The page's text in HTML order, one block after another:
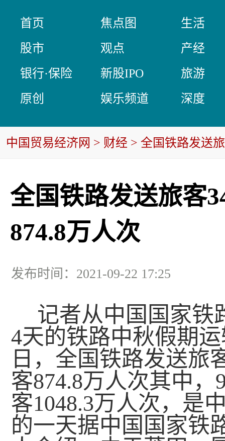
首页 焦点图
生活
股市
观点
产经
银行·保险
新股IPO
旅游
原创
娱乐频道 深度
中国贸易经济网 > 财经 > 全国铁路发送
全国铁路发送旅客
874.8万人次
发布时间：2021-09-22 17:25
记者从中国国家铁
4天的铁路中秋假期
日，全国铁路发送旅
客874.8万人次其中
客1048.3万人次，是
的一天据中国国家铁